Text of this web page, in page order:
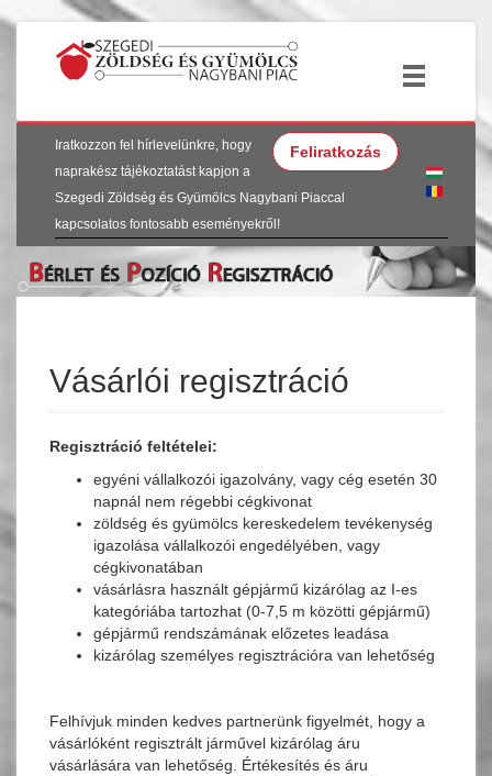
Feliratkozás
Iratkozzon fel hírlevelünkre, hogy
naprakész tájékoztatást kapjon a
Szegedi Zöldség és Gyümölcs Nagybani Piaccal
kapcsolatos fontosabb eseményekről!
Vásárlói regisztráció
Regisztráció feltételei:
egyéni vállalkozói igazolvány, vagy cég esetén 30
napnál nem régebbi cégkivonat
zöldség és gyümölcs kereskedelem tevékenység
igazolása vállalkozói engedélyében, vagy
cégkivonatában
vásárlásra használt gépjármű kizárólag az I-es
kategóriába tartozhat (0-7,5 m közötti gépjármű)
gépjármű rendszámának előzetes leadása
kizárólag személyes regisztrációra van lehetőség
Felhívjuk minden kedves partnerünk figyelmét, hogy a
vásárlóként regisztrált járművel kizárólag áru
vásárlására van lehetőség. Értékesítés és áru